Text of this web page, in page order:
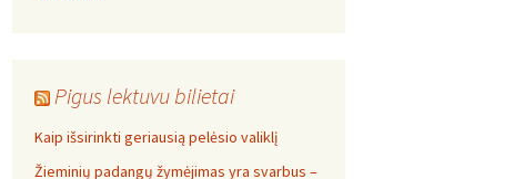
Pigus lektuvu bilietai
Kaip išsirinkti geriausią pelėsio valiklį
Žieminių padangų žymėjimas yra svarbus –